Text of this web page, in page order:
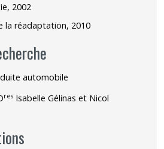
2002
la réadaptation, 2010
automobile
res Isabelle Gélinas et Nicol